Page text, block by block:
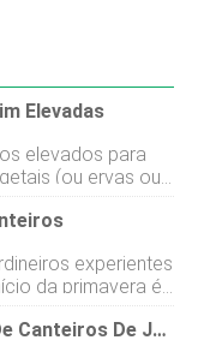
Elevadas
elevados para
(ou ervas ou
investimento de
de materiais,
várias maneiras.
geralmente
madeira, mas
experientes
da primavera é
melhor época para
para a
15 Benefícios De Canteiros De Jardim Elevados